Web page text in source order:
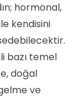
hormonal,
kendisini
bazı temel
doğal
ve